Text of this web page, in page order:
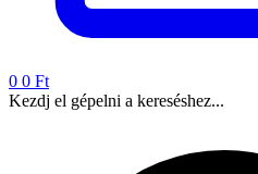
0 0 Ft
Kezdj el gépelni a kereséshez...